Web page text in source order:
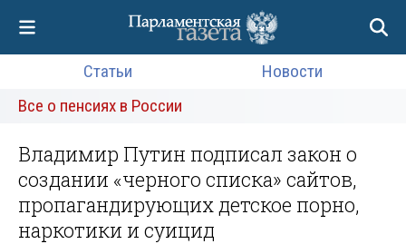
Статьи
Новости
Все о пенсиях в России
Владимир Путин подписал закон о
создании «черного списка» сайтов,
пропагандирующих детское порно,
наркотики и суицид